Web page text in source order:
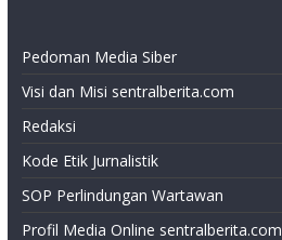
Pedoman Media Siber
Visi dan Misi sentralberita.com
Redaksi
Kode Etik Jurnalistik
SOP Perlindungan Wartawan
Profil Media Online sentralberita.com